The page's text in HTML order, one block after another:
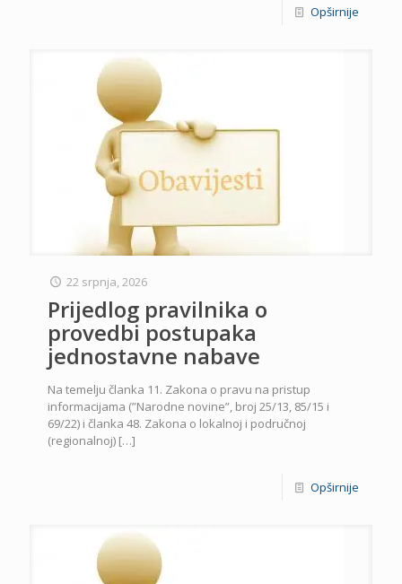
Opširnije
22 srpnja, 2026
Prijedlog pravilnika o
provedbi postupaka
jednostavne nabave
Na temelju članka 11. Zakona o pravu na pristup
informacijama (”Narodne novine”, broj 25/13, 85/15 i
69/22) i članka 48. Zakona o lokalnoj i područnoj
(regionalnoj) […]
Opširnije